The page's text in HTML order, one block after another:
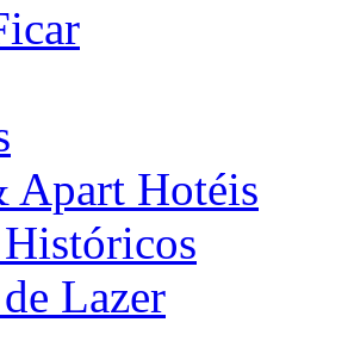
Apart Hotéis
Lazer